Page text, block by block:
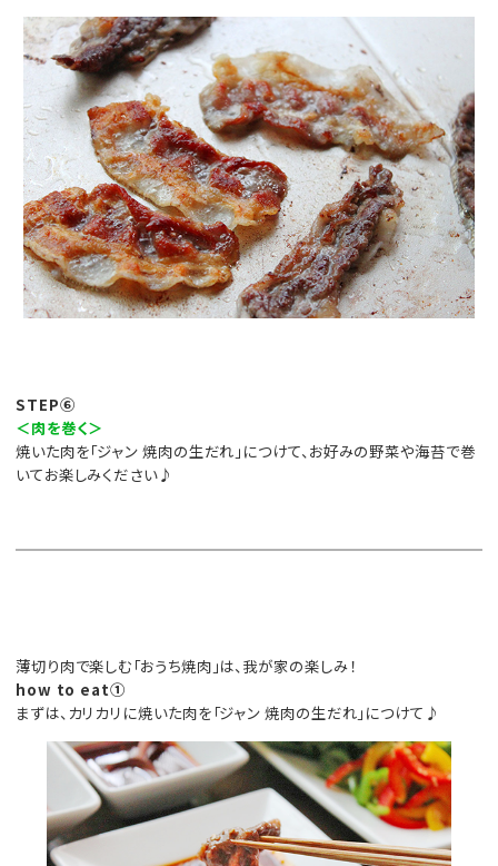
STEP⑥
＜肉を巻く＞
焼いた肉を「ジャン 焼肉の生だれ」につけて、お好みの野菜や海苔で巻
いてお楽しみください♪
薄切り肉で楽しむ「おうち焼肉」は、我が家の楽しみ！
how to eat①
まずは、カリカリに焼いた肉を「ジャン 焼肉の生だれ」につけて♪